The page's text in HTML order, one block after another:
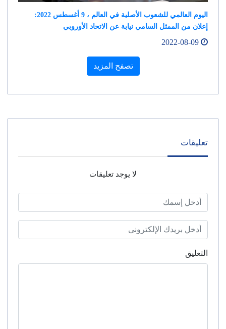
اليوم العالمي للشعوب الأصلية في العالم ، 9 أغسطس 2022:
إعلان من الممثل السامي نيابة عن الاتحاد الأوروبي
تصفح المزيد
تعليقات
لا يوجد تعليقات
التعليق